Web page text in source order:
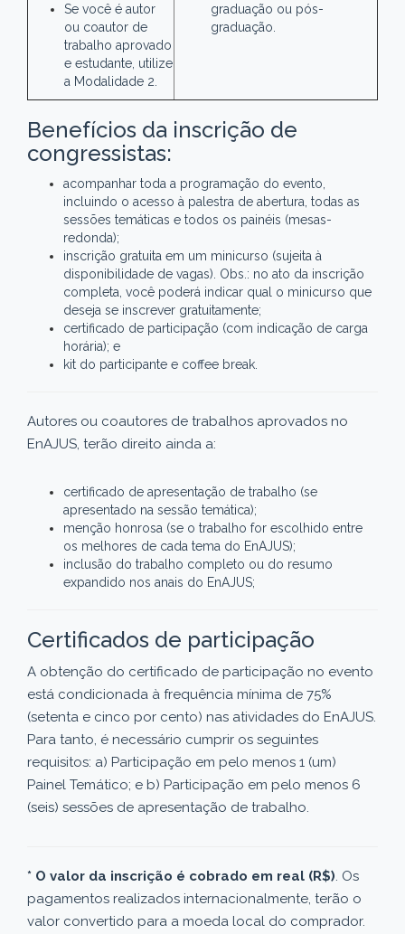
Se você é autor
ou coautor de
trabalho aprovado
e estudante, utilize
a Modalidade 2.
graduação ou pós-
graduação.
Benefícios da inscrição de
congressistas:
acompanhar toda a programação do evento,
incluindo o acesso à palestra de abertura, todas as
sessões temáticas e todos os painéis (mesas-
redonda);
inscrição gratuita em um minicurso (sujeita à
disponibilidade de vagas). Obs.: no ato da inscrição
completa, você poderá indicar qual o minicurso que
deseja se inscrever gratuitamente;
certificado de participação (com indicação de carga
horária); e
kit do participante e coffee break.
Autores ou coautores de trabalhos aprovados no
EnAJUS, terão direito ainda a:
certificado de apresentação de trabalho (se
apresentado na sessão temática);
menção honrosa (se o trabalho for escolhido entre
os melhores de cada tema do EnAJUS);
inclusão do trabalho completo ou do resumo
expandido nos anais do EnAJUS;
Certificados de participação
A obtenção do certificado de participação no evento
está condicionada à frequência mínima de 75%
(setenta e cinco por cento) nas atividades do EnAJUS.
Para tanto, é necessário cumprir os seguintes
requisitos: a) Participação em pelo menos 1 (um)
Painel Temático; e b) Participação em pelo menos 6
(seis) sessões de apresentação de trabalho.
* O valor da inscrição é cobrado em real (R$). Os
pagamentos realizados internacionalmente, terão o
valor convertido para a moeda local do comprador.